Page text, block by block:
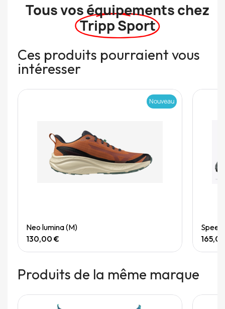
Tous vos équipements chez
Tripp Sport
Ces produits pourraient vous
intéresser
Nouveau
Neo lumina (M)
130,00 €
Produits de la même marque